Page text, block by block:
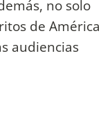
no solo
de América
audiencias